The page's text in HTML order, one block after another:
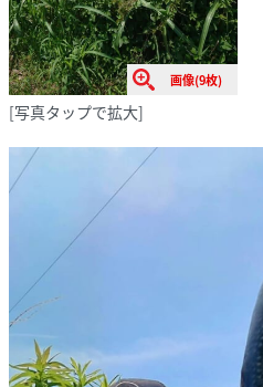
画像(9枚)
[写真タップで拡大]